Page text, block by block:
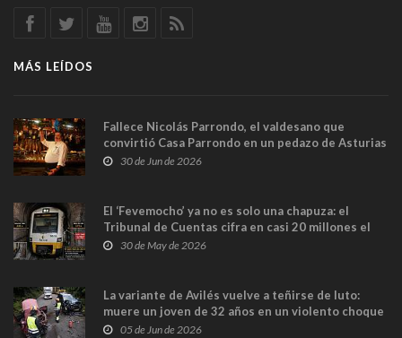
MÁS LEÍDOS
Fallece Nicolás Parrondo, el valdesano que
convirtió Casa Parrondo en un pedazo de Asturias
en Madrid
30 de Jun de 2026
El ‘Fevemocho’ ya no es solo una chapuza: el
Tribunal de Cuentas cifra en casi 20 millones el
sobrecoste de los trenes que no cabían por los
30 de May de 2026
La variante de Avilés vuelve a teñirse de luto:
muere un joven de 32 años en un violento choque
frontal
05 de Jun de 2026